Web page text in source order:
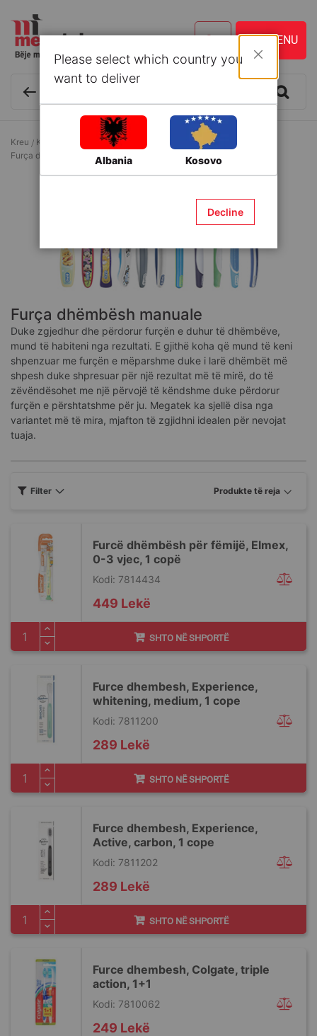
Kreu Kozmetikë dhe Kujdes personal
Kujdesi oral
Furça dhëmbësh manuale
Furça dhëmbësh manuale
Duke zgjedhur dhe përdorur furçën e duhur të dhëmbëve,
mund të habiteni nga rezultati. E gjithë koha që mund të keni
shpenzuar me furçën e mëparshme duke i larë dhëmbët më
shpesh duke shpresuar për një rezultat më të mirë, do të
zëvëndësohet me një përvojë të këndshme duke përdorur
furçën e përshtatshme për ju. Megatek ka sjellë disa nga
variantet më të mira, mjafton të zgjidhni idealen për nevojat
tuaja.
Furcë dhëmbësh për fëmijë, Elmex,
0-3 vjec, 1 copë
Kodi: 7814434
449 Lekë
SHTO NË SHPORTË
Furce dhembesh, Experience,
whitening, medium, 1 cope
Kodi: 7811200
289 Lekë
SHTO NË SHPORTË
Furce dhembesh, Experience,
Active, carbon, 1 cope
Kodi: 7811202
289 Lekë
SHTO NË SHPORTË
Furce dhembesh, Colgate, triple
action, 1+1
Kodi: 7810062
249 Lekë
Filter
Please select which country you
want to deliver
Albania Kosovo
Decline